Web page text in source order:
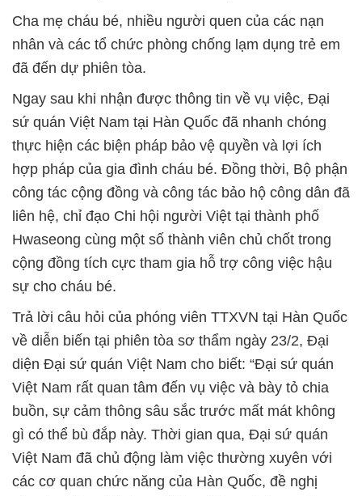
Cha mẹ cháu bé, nhiều người quen của các nạn
nhân và các tổ chức phòng chống lạm dụng trẻ em
đã đến dự phiên tòa.
Ngay sau khi nhận được thông tin về vụ việc, Đại
sứ quán Việt Nam tại Hàn Quốc đã nhanh chóng
thực hiện các biện pháp bảo vệ quyền và lợi ích
hợp pháp của gia đình cháu bé. Đồng thời, Bộ phận
công tác cộng đồng và công tác bảo hộ công dân đã
liên hệ, chỉ đạo Chi hội người Việt tại thành phố
Hwaseong cùng một số thành viên chủ chốt trong
cộng đồng tích cực tham gia hỗ trợ công việc hậu
sự cho cháu bé.
Trả lời câu hỏi của phóng viên TTXVN tại Hàn Quốc
về diễn biến tại phiên tòa sơ thẩm ngày 23/2, Đại
diện Đại sứ quán Việt Nam cho biết: “Đại sứ quán
Việt Nam rất quan tâm đến vụ việc và bày tỏ chia
buồn, sự cảm thông sâu sắc trước mất mát không
gì có thể bù đắp này. Thời gian qua, Đại sứ quán
Việt Nam đã chủ động làm việc thường xuyên với
các cơ quan chức năng của Hàn Quốc, đề nghị